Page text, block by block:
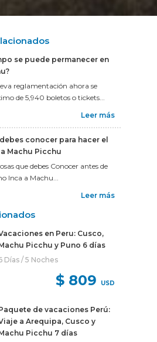
se puede permanecer en
reglamentación ahora se
de 5,940 boletos o tickets...
Leer más
conocer para hacer el
Machu Picchu
que debes Conocer antes de
Inca a Machu...
Leer más
en Peru: Cusco,
Picchu y Puno 6 días
Días / 5 Noches
$ 809 USD
de vacaciones Perú:
a Arequipa, Cusco y
Picchu 7 días